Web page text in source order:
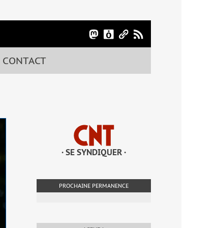
CONTACT
· SE SYNDIQUER ·
PROCHAINE PERMANENCE